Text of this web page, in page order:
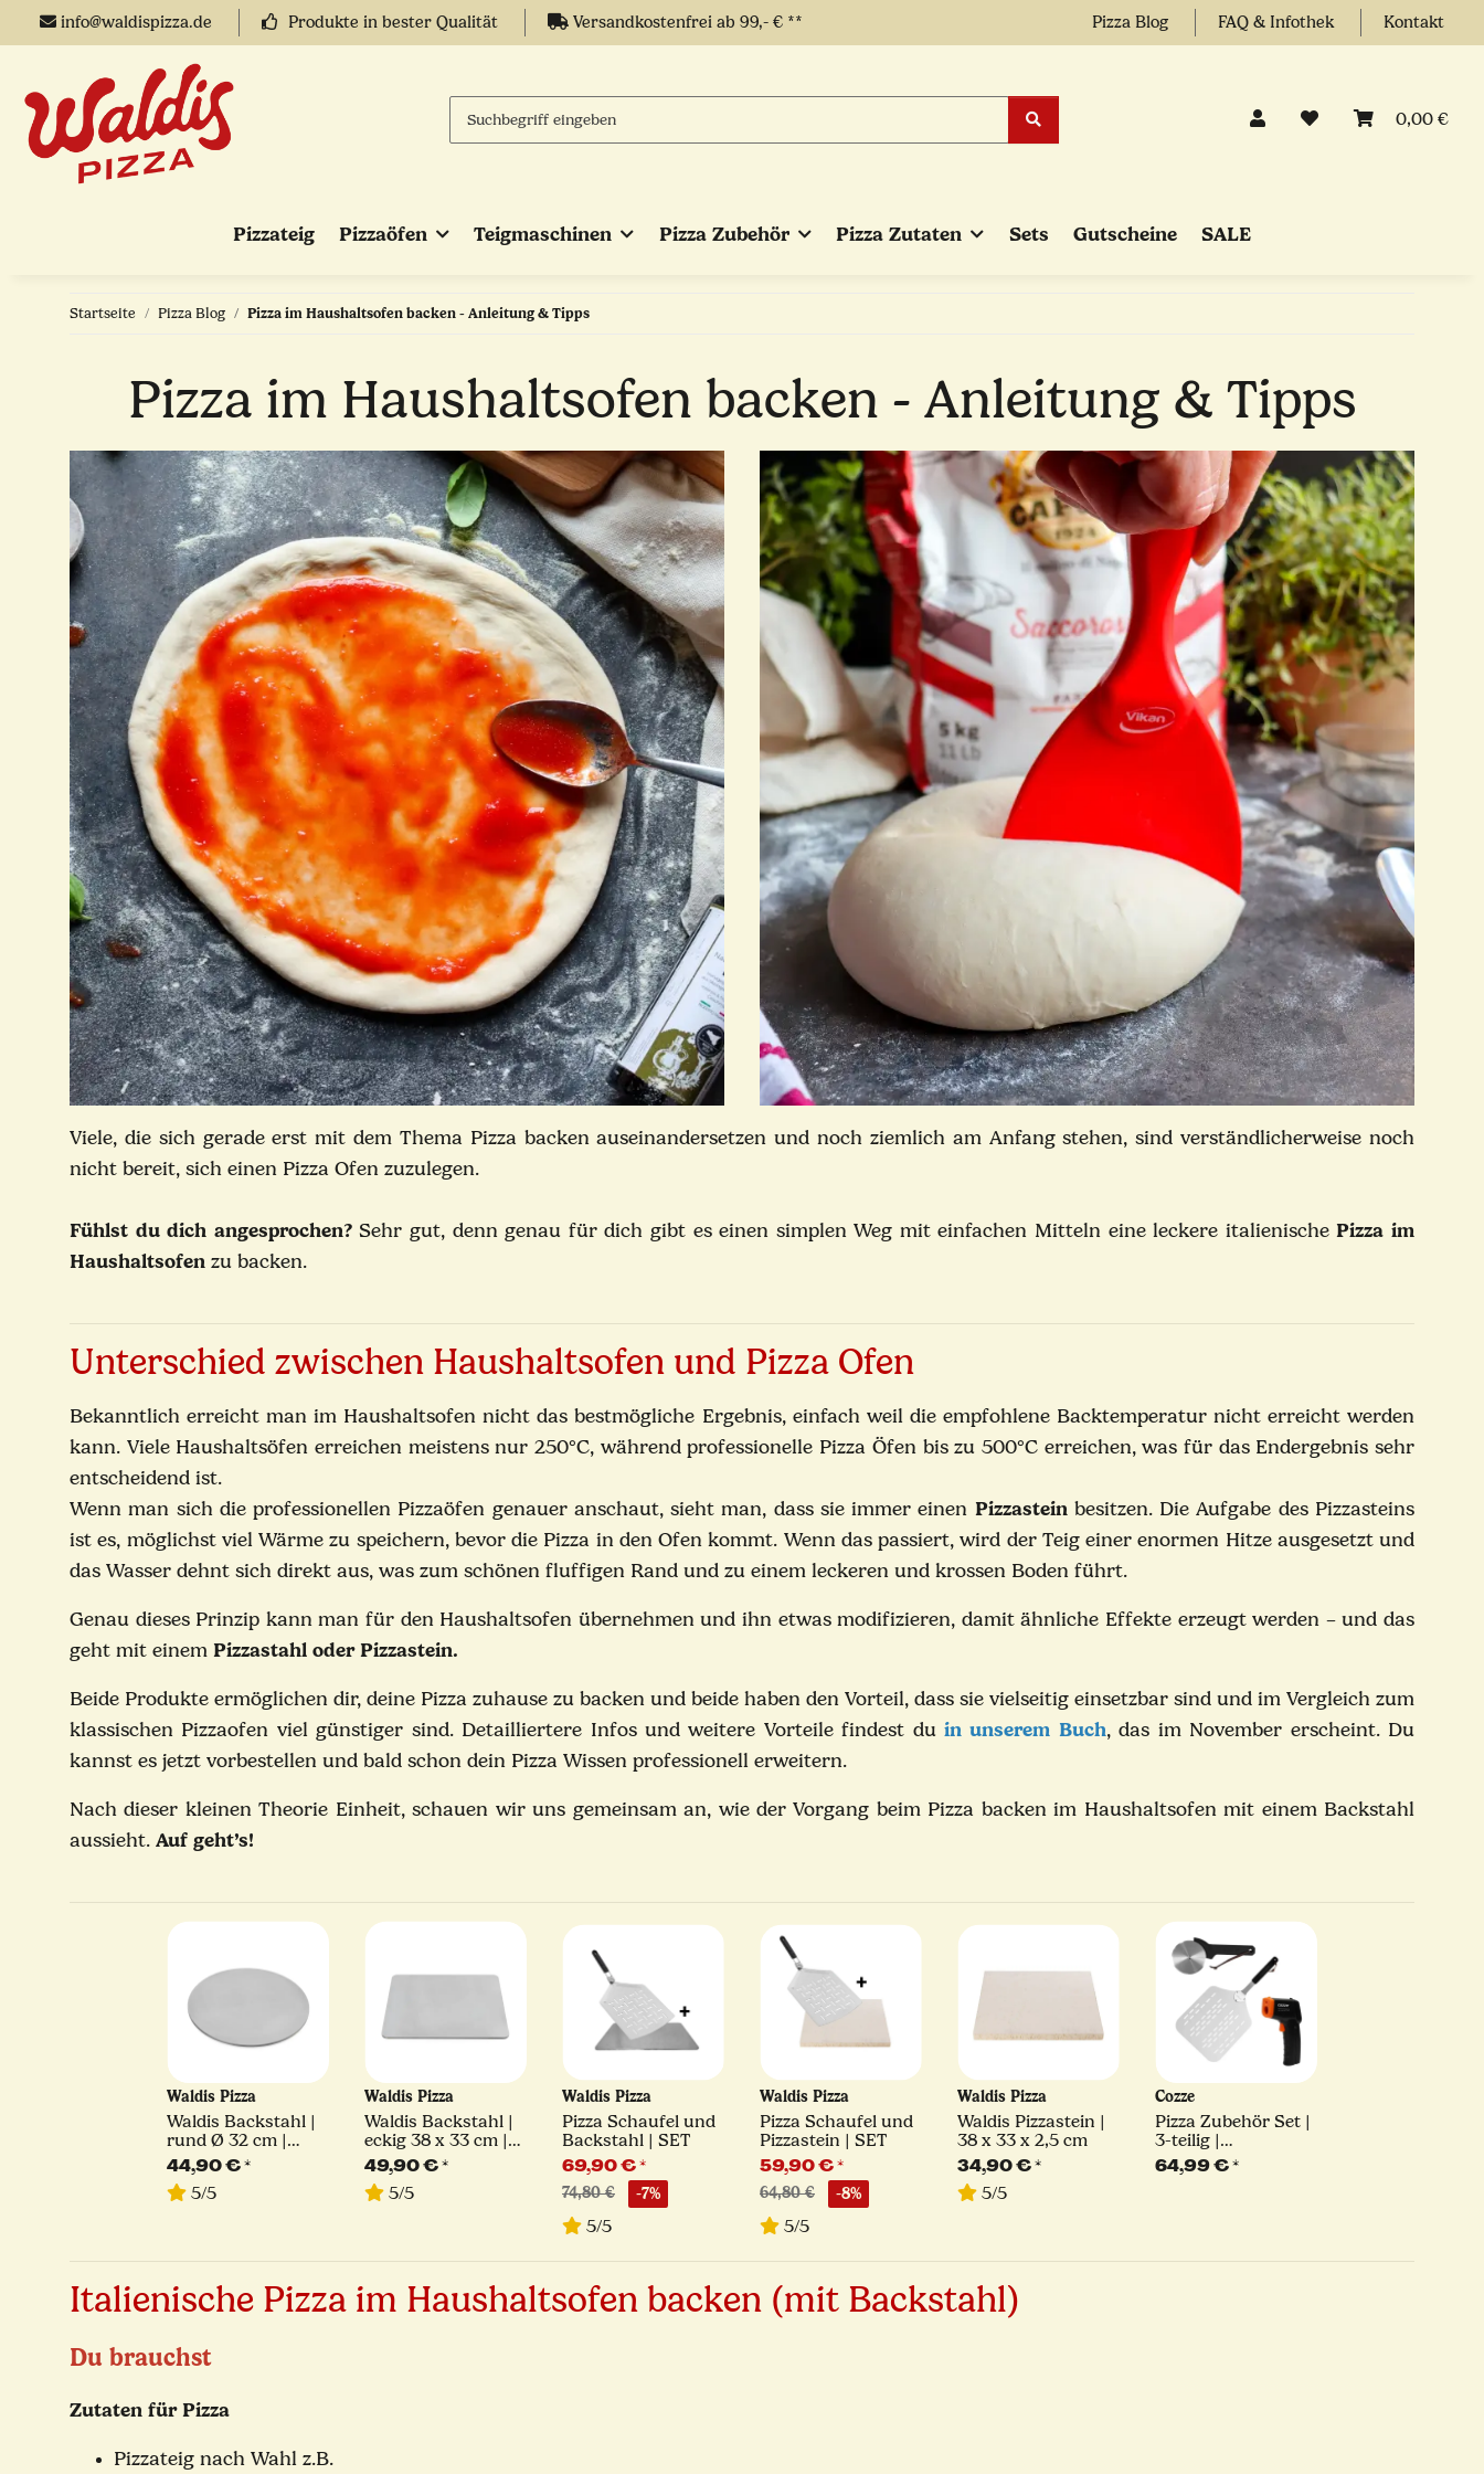
info@waldispizza.de Produkte in bester Qualität Versandkostenfrei ab 99,- € ** Pizza Blog FAQ & Infothek Kontakt
0,00 €
Pizzateig Pizzaöfen Teigmaschinen Pizza Zubehör Pizza Zutaten Sets Gutscheine SALE
Startseite Pizza Blog Pizza im Haushaltsofen backen - Anleitung & Tipps
Pizza im Haushaltsofen backen - Anleitung & Tipps
Viele, die sich gerade erst mit dem Thema Pizza backen auseinandersetzen und noch ziemlich am Anfang stehen, sind verständlicherweise noch
nicht bereit, sich einen Pizza Ofen zuzulegen.
Fühlst du dich angesprochen?Sehr gut, denn genau für dich gibt es einen simplen Weg mit einfachen Mitteln eine leckere italienischePizza im
Haushaltsofen zu backen.
Unterschied zwischen Haushaltsofen und Pizza Ofen
Bekanntlich erreicht man im Haushaltsofen nicht das bestmögliche Ergebnis, einfach weil die empfohlene Backtemperatur nicht erreicht werden
kann. Viele Haushaltsöfen erreichen meistens nur 250°C, während professionelle Pizza Öfen bis zu 500°C erreichen, was für das Endergebnis sehr
entscheidend ist.
Wenn man sich die professionellen Pizzaöfen genauer anschaut, sieht man, dass sie immer einen Pizzasteinbesitzen. Die Aufgabe des Pizzasteins
ist es, möglichst viel Wärme zu speichern, bevor die Pizza in den Ofen kommt. Wenn das passiert, wird der Teig einer enormen Hitze ausgesetzt und
das Wasser dehnt sich direkt aus, was zum schönen fluffigen Rand und zu einem leckeren und krossen Boden führt.
Genau dieses Prinzip kann man für den Haushaltsofen übernehmen und ihn etwas modifizieren, damit ähnliche Effekte erzeugt werden – und das
geht mit einem Pizzastahl oder Pizzastein.
Beide Produkte ermöglichen dir, deine Pizza zuhause zu backen und beide haben den Vorteil, dass sie vielseitig einsetzbar sind und im Vergleich zum
klassischen Pizzaofen viel günstiger sind. Detailliertere Infos und weitere Vorteile findest duin unserem Buch, das im November erscheint. Du
kannst es jetzt vorbestellen und bald schon dein Pizza Wissen professionell erweitern.
Nach dieser kleinen Theorie Einheit, schauen wir uns gemeinsam an, wie der Vorgang beim Pizza backen im Haushaltsofen mit einem Backstahl
aussieht. Auf geht’s!
Waldis Pizza
Waldis Backstahl |
rund Ø 32 cm |
6mm Stärke
44,90 €*
5/5
Waldis Pizza
Waldis Backstahl |
eckig 38 x 33 cm |
6mm Stärke
49,90 €*
5/5
Waldis Pizza
Pizza Schaufel und
Backstahl | SET
69,90 €*
74,80 € -7%
5/5
Waldis Pizza
Pizza Schaufel und
Pizzastein | SET
59,90 €*
64,80 € -8%
5/5
Waldis Pizza
Waldis Pizzastein |
38 x 33 x 2,5 cm
34,90 €*
5/5
Cozze
Pizza Zubehör Set |
3-teilig |
Pizzaschieber,
Pizzaschneider &
64,99 €*
Italienische Pizza im Haushaltsofen backen (mit Backstahl)
Du brauchst
Zutaten für Pizza
Pizzateig nach Wahl z.B.